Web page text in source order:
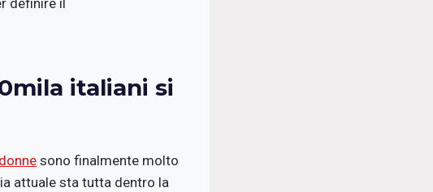
definire il
italiani si
sono finalmente molto
attuale sta tutta dentro la